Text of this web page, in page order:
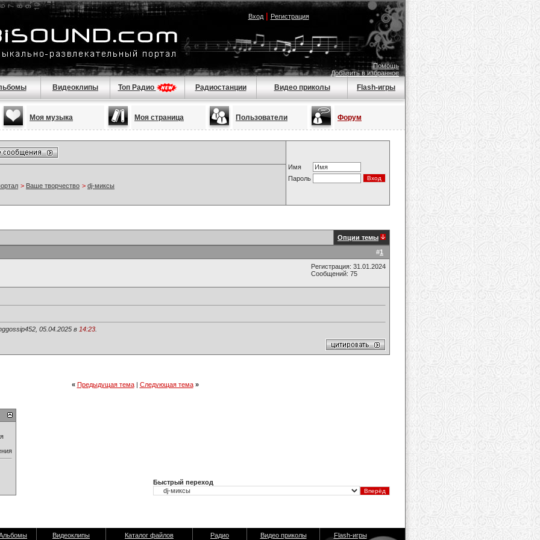
Вход| Регистрация
Помощь
Добавить в избранное
Видеоклипы Топ Радио Радиостанции Видео приколы Flash-игры
Моя музыка Моя страница Пользователи Форум
Имя
Пароль
> Ваше творчество > dj-миксы
Опции темы
#1
Регистрация: 31.01.2024
Сообщений: 75
05.04.2025 в 14:23.
« Предыдущая тема| Следующая тема »
Быстрый переход
Видеоклипы Каталог файлов Радио Видео приколы Flash-игры